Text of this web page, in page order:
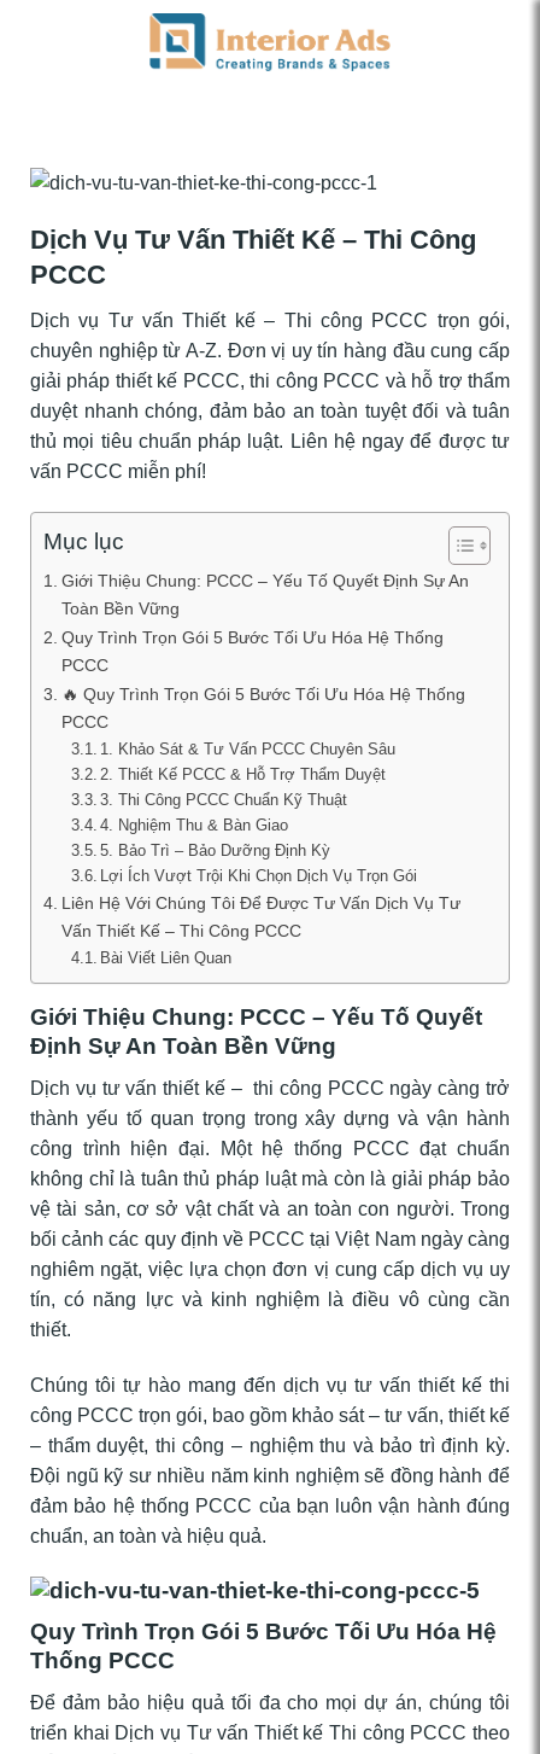
Dịch Vụ Tư Vấn Thiết Kế – Thi Công
PCCC
Dịch vụ Tư vấn Thiết kế – Thi công PCCC trọn gói,
chuyên nghiệp từ A-Z. Đơn vị uy tín hàng đầu cung cấp
giải pháp thiết kế PCCC, thi công PCCC và hỗ trợ thẩm
duyệt nhanh chóng, đảm bảo an toàn tuyệt đối và tuân
thủ mọi tiêu chuẩn pháp luật. Liên hệ ngay để được tư
vấn PCCC miễn phí!
Mục lục
Giới Thiệu Chung: PCCC – Yếu Tố Quyết Định Sự An
Toàn Bền Vững
Quy Trình Trọn Gói 5 Bước Tối Ưu Hóa Hệ Thống
PCCC
🔥 Quy Trình Trọn Gói 5 Bước Tối Ưu Hóa Hệ Thống
PCCC
1. Khảo Sát & Tư Vấn PCCC Chuyên Sâu
2. Thiết Kế PCCC & Hỗ Trợ Thẩm Duyệt
3. Thi Công PCCC Chuẩn Kỹ Thuật
4. Nghiệm Thu & Bàn Giao
5. Bảo Trì – Bảo Dưỡng Định Kỳ
Lợi Ích Vượt Trội Khi Chọn Dịch Vụ Trọn Gói
Liên Hệ Với Chúng Tôi Để Được Tư Vấn Dịch Vụ Tư
Vấn Thiết Kế – Thi Công PCCC
Bài Viết Liên Quan
Giới Thiệu Chung: PCCC – Yếu Tố Quyết
Định Sự An Toàn Bền Vững
Dịch vụ tư vấn thiết kế – thi công PCCC ngày càng trở
thành yếu tố quan trọng trong xây dựng và vận hành
công trình hiện đại. Một hệ thống PCCC đạt chuẩn
không chỉ là tuân thủ pháp luật mà còn là giải pháp bảo
vệ tài sản, cơ sở vật chất và an toàn con người. Trong
bối cảnh các quy định về PCCC tại Việt Nam ngày càng
nghiêm ngặt, việc lựa chọn đơn vị cung cấp dịch vụ uy
tín, có năng lực và kinh nghiệm là điều vô cùng cần
thiết.
Chúng tôi tự hào mang đến dịch vụ tư vấn thiết kế thi
công PCCC trọn gói, bao gồm khảo sát – tư vấn, thiết kế
– thẩm duyệt, thi công – nghiệm thu và bảo trì định kỳ.
Đội ngũ kỹ sư nhiều năm kinh nghiệm sẽ đồng hành để
đảm bảo hệ thống PCCC của bạn luôn vận hành đúng
chuẩn, an toàn và hiệu quả.
Quy Trình Trọn Gói 5 Bước Tối Ưu Hóa Hệ
Thống PCCC
Để đảm bảo hiệu quả tối đa cho mọi dự án, chúng tôi
triển khai Dịch vụ Tư vấn Thiết kế Thi công PCCC theo